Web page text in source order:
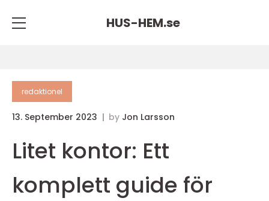
HUS-HEM.se
redaktionel
13. September 2023 by Jon Larsson
Litet kontor: Ett
komplett guide för